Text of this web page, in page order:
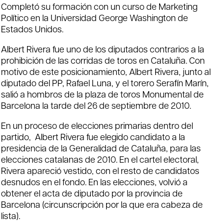
Completó su formación con un curso de Marketing
Político en la Universidad George Washington de
Estados Unidos.
Albert Rivera fue uno de los diputados contrarios a la
prohibición de las corridas de toros en Cataluña.​ Con
motivo de este posicionamiento, Albert Rivera, junto al
diputado del PP, Rafael Luna, y el torero Serafín Marín,
salió a hombros de la plaza de toros Monumental de
Barcelona la tarde del 26 de septiembre de 2010.
En un proceso de elecciones primarias dentro del
partido, Albert Rivera fue elegido candidato a la
presidencia de la Generalidad de Cataluña, para las
elecciones catalanas de 2010. En el cartel electoral,
Rivera apareció vestido, con el resto de candidatos
desnudos en el fondo. En las elecciones, volvió a
obtener el acta de diputado por la provincia de
Barcelona (circunscripción por la que era cabeza de
lista).